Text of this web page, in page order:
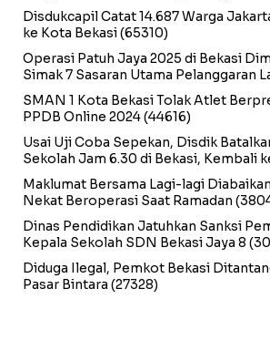
Disdukcapil Catat 14.687 Warga
ke Kota Bekasi(65310)
Operasi Patuh Jaya 2025 di Bekasi
Simak 7 Sasaran Utama Pelanggaran
SMAN 1 Kota Bekasi Tolak Atlet
PPDB Online 2024(44616)
Usai Uji Coba Sepekan, Disdik
Sekolah Jam 6.30 di Bekasi, Kembali
Maklumat Bersama Lagi-lagi
Nekat Beroperasi Saat Ramadan
Dinas Pendidikan Jatuhkan Sanksi
Kepala Sekolah SDN Bekasi Jaya 8
Diduga Ilegal, Pemkot Bekasi
Pasar Bintara (27328)